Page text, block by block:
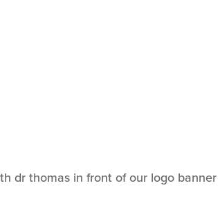
dr thomas in front of our logo banner